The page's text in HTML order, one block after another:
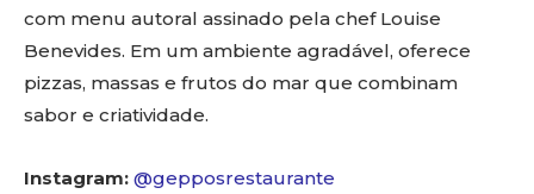
com menu autoral assinado pela chef Louise
Benevides. Em um ambiente agradável, oferece
pizzas, massas e frutos do mar que combinam
sabor e criatividade.
Instagram: @gepposrestaurante